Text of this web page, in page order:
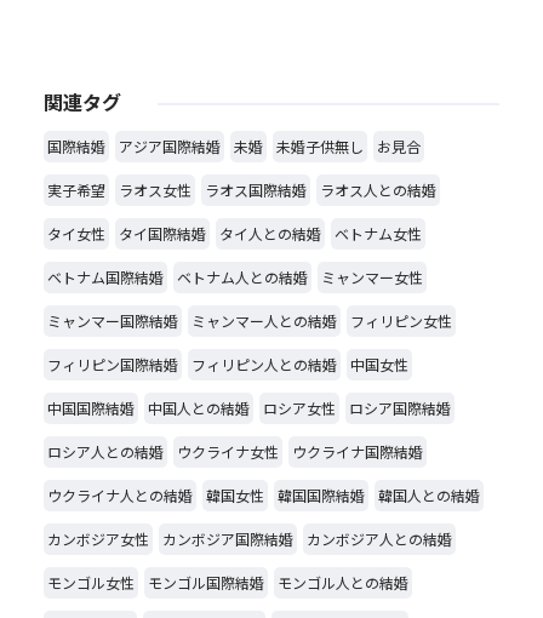
関連タグ
国際結婚 アジア国際結婚 未婚 未婚子供無し お見合
実子希望 ラオス女性 ラオス国際結婚 ラオス人との結婚
タイ女性 タイ国際結婚 タイ人との結婚 ベトナム女性
ベトナム国際結婚 ベトナム人との結婚 ミャンマー女性
ミャンマー国際結婚 ミャンマー人との結婚 フィリピン女性
フィリピン国際結婚 フィリピン人との結婚 中国女性
中国国際結婚 中国人との結婚 ロシア女性 ロシア国際結婚
ロシア人との結婚 ウクライナ女性 ウクライナ国際結婚
ウクライナ人との結婚 韓国女性 韓国国際結婚 韓国人との結婚
カンボジア女性 カンボジア国際結婚 カンボジア人との結婚
モンゴル女性 モンゴル国際結婚 モンゴル人との結婚